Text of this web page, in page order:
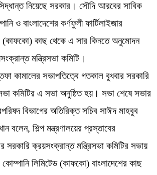
নিয়েছে সরকার। সৌদি আরবের সাবিক
ও বাংলাদেশের কর্ণফুলী ফার্টিলাইজার
(কাফকো) কাছ থেকে এ সার কিনতে অনুমোদন
মন্ত্রিসভা কমিটি।
কামালের সভাপতিত্বে গতকাল বুধবার সরকারি
কমিটির এ সভা অনুষ্ঠিত হয়। সভা শেষে সভার
বিভাগের অতিরিক্ত সচিব সাঈদ মাহবুব
বলেন, শিল্প মন্ত্রণালয়ের প্রস্তাবের
সরকারি ক্রয়সংক্রান্ত মন্ত্রিসভা কমিটির সভায়
কোম্পানি লিমিটেড (কাফকো) বাংলাদেশের কাছ